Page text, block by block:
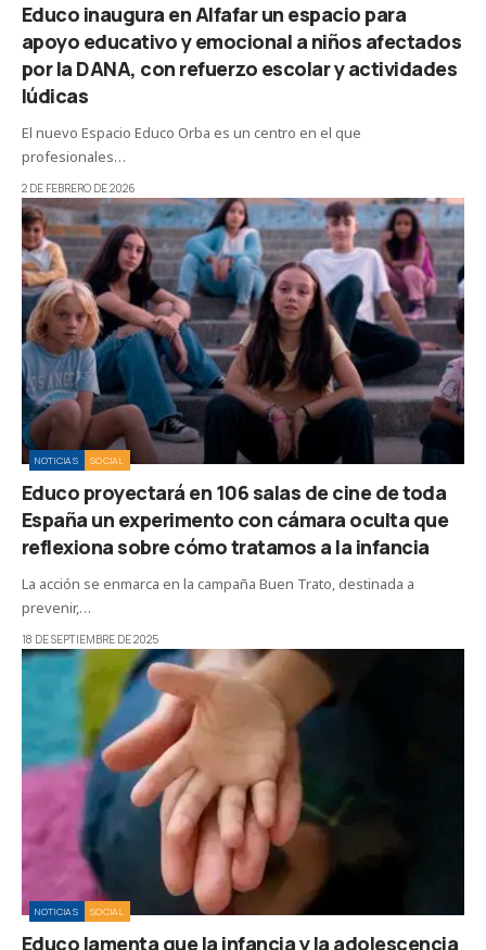
Educo inaugura en Alfafar un espacio para
apoyo educativo y emocional a niños afectados
por la DANA, con refuerzo escolar y actividades
lúdicas
El nuevo Espacio Educo Orba es un centro en el que
profesionales…
2 DE FEBRERO DE 2026
NOTICIAS SOCIAL
Educo proyectará en 106 salas de cine de toda
España un experimento con cámara oculta que
reflexiona sobre cómo tratamos a la infancia
La acción se enmarca en la campaña Buen Trato, destinada a
prevenir,…
18 DE SEPTIEMBRE DE 2025
NOTICIAS SOCIAL
Educo lamenta que la infancia y la adolescencia